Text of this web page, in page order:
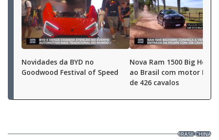
Novidades da BYD no
Goodwood Festival of Speed
Nova Ram 1500 Big Horn
ao Brasil com motor
de 426 cavalos
BRASILCHINA